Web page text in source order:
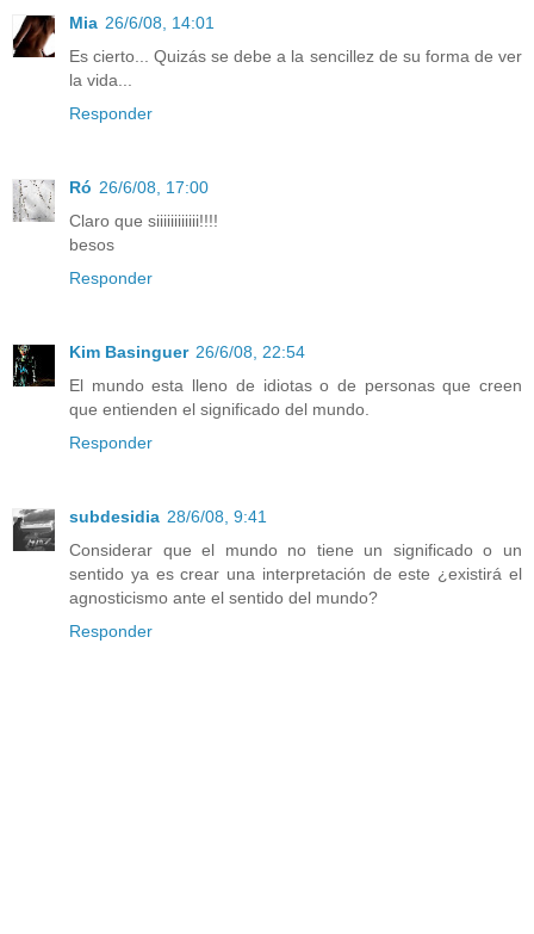
Mia 26/6/08, 14:01
Es cierto... Quizás se debe a la sencillez de su forma de ver
la vida...
Responder
Ró 26/6/08, 17:00
Claro que siiiiiiiiiiii!!!!
besos
Responder
Kim Basinguer 26/6/08, 22:54
El mundo esta lleno de idiotas o de personas que creen
que entienden el significado del mundo.
Responder
subdesidia 28/6/08, 9:41
Considerar que el mundo no tiene un significado o un
sentido ya es crear una interpretación de este ¿existirá el
agnosticismo ante el sentido del mundo?
Responder